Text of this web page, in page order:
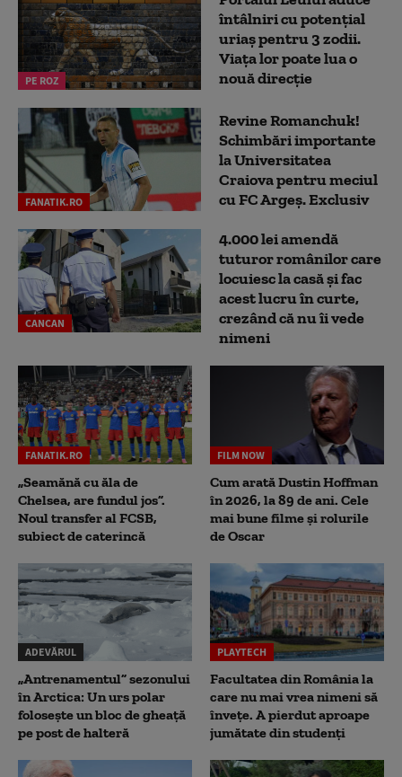
PE ROZ
întâlniri cu potențial
uriaș pentru 3 zodii.
Viața lor poate lua o
nouă direcție
FANATIK.RO
Revine Romanchuk!
Schimbări importante
la Universitatea
Craiova pentru meciul
cu FC Argeş. Exclusiv
CANCAN
4.000 lei amendă
tuturor românilor care
locuiesc la casă și fac
acest lucru în curte,
crezând că nu îi vede
nimeni
FANATIK.RO
„Seamănă cu ăla de
Chelsea, are fundul jos”.
Noul transfer al FCSB,
subiect de caterincă
FILM NOW
Cum arată Dustin Hoffman
în 2026, la 89 de ani. Cele
mai bune filme și rolurile
de Oscar
ADEVĂRUL
„Antrenamentul” sezonului
în Arctica: Un urs polar
folosește un bloc de gheață
pe post de halteră
PLAYTECH
Facultatea din România la
care nu mai vrea nimeni să
înveţe. A pierdut aproape
jumătate din studenţi